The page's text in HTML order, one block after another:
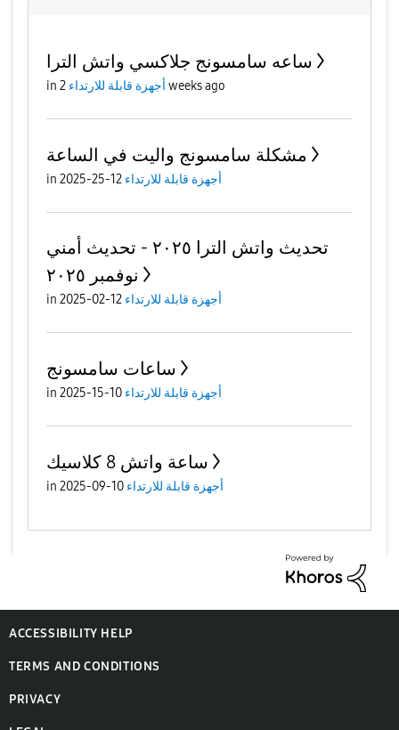
ساعه سامسونج جلاكسي واتش الترا
in أجهزة قابلة للارتداء 2 weeks ago
مشكلة سامسونج واليت في الساعة
in أجهزة قابلة للارتداء 12-25-2025
تحديث واتش الترا ٢٠٢٥ - تحديث أمني
نوفمبر ٢٠٢٥
in أجهزة قابلة للارتداء 12-02-2025
ساعات سامسونج
in أجهزة قابلة للارتداء 10-15-2025
ساعة واتش 8 كلاسيك
in أجهزة قابلة للارتداء 10-09-2025
ACCESSIBILITY HELP
TERMS AND CONDITIONS
PRIVACY